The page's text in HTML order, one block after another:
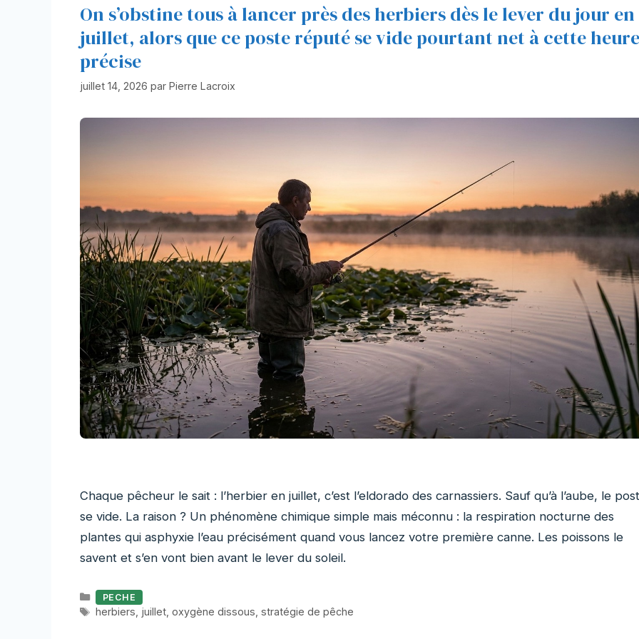
On s’obstine tous à lancer près des herbiers dès le lever du jour en
juillet, alors que ce poste réputé se vide pourtant net à cette heure
précise
juillet 14, 2026 par Pierre Lacroix
Chaque pêcheur le sait : l’herbier en juillet, c’est l’eldorado des carnassiers. Sauf qu’à l’aube, le
se vide. La raison ? Un phénomène chimique simple mais méconnu : la respiration nocturne des
plantes qui asphyxie l’eau précisément quand vous lancez votre première canne. Les poissons le
savent et s’en vont bien avant le lever du soleil.
Catégories
PECHE
Étiquettes
herbiers juillet, oxygène dissous stratégie de pêche